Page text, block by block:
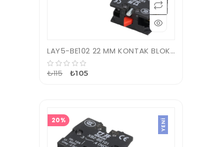
LAY5-BE102 22 MM KONTAK BLOK NO KIRMIZI
₺115 ₺105
20% YENI